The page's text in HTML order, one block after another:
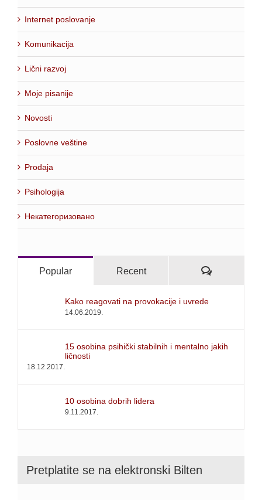
Internet poslovanje
Komunikacija
Lični razvoj
Moje pisanije
Novosti
Poslovne veštine
Prodaja
Psihologija
Некатегоризовано
Popular Recent Comments
Kako reagovati na provokacije i uvrede
14.06.2019.
15 osobina psihički stabilnih i mentalno jakih
ličnosti
18.12.2017.
10 osobina dobrih lidera
9.11.2017.
Pretplatite se na elektronski Bilten